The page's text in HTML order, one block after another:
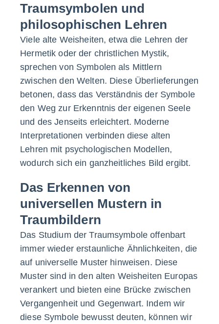
Traumsymbolen und
philosophischen Lehren
Viele alte Weisheiten, etwa die Lehren der
Hermetik oder der christlichen Mystik,
sprechen von Symbolen als Mittlern
zwischen den Welten. Diese Überlieferungen
betonen, dass das Verständnis der Symbole
den Weg zur Erkenntnis der eigenen Seele
und des Jenseits erleichtert. Moderne
Interpretationen verbinden diese alten
Lehren mit psychologischen Modellen,
wodurch sich ein ganzheitliches Bild ergibt.
Das Erkennen von
universellen Mustern in
Traumbildern
Das Studium der Traumsymbole offenbart
immer wieder erstaunliche Ähnlichkeiten, die
auf universelle Muster hinweisen. Diese
Muster sind in den alten Weisheiten Europas
verankert und bieten eine Brücke zwischen
Vergangenheit und Gegenwart. Indem wir
diese Symbole bewusst deuten, können wir